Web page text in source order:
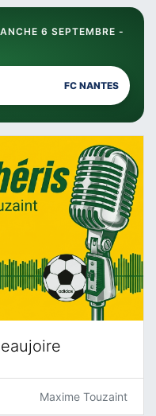
6 SEPTEMBRE -
FC NANTES
Maxime Touzaint